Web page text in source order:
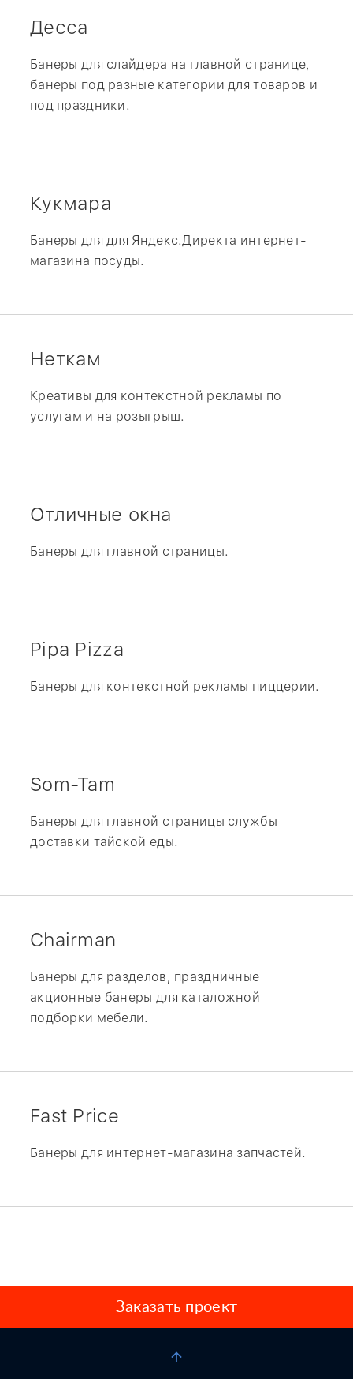
Десса
Банеры для слайдера на главной странице,
банеры под разные категории для товаров и
под праздники.
Кукмара
Банеры для для Яндекс.Директа интернет-
магазина посуды.
Неткам
Креативы для контекстной рекламы по
услугам и на розыгрыш.
Отличные окна
Банеры для главной страницы.
Pipa Pizza
Банеры для контекстной рекламы пиццерии.
Som-Tam
Банеры для главной страницы службы
доставки тайской еды.
Chairman
Банеры для разделов, праздничные
акционные банеры для каталожной
подборки мебели.
Fast Price
Банеры для интернет-магазина запчастей.
Заказать проект
arrow_upward